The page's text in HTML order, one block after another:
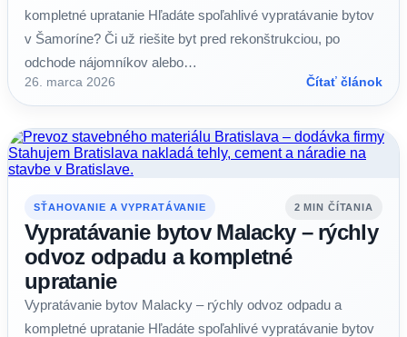
kompletné upratanie Hľadáte spoľahlivé vypratávanie bytov
v Šamoríne? Či už riešite byt pred rekonštrukciou, po
odchode nájomníkov alebo…
26. marca 2026 Čítať článok
SŤAHOVANIE A VYPRATÁVANIE 2 MIN ČÍTANIA
Vypratávanie bytov Malacky – rýchly
odvoz odpadu a kompletné
upratanie
Vypratávanie bytov Malacky – rýchly odvoz odpadu a
kompletné upratanie Hľadáte spoľahlivé vypratávanie bytov